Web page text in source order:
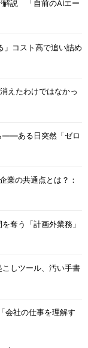
解説 「自前のAIエー
」コスト高で追い詰め
えたわけではなかっ
――ある日突然「ゼロ
業の共通点とは？：
奪う「計画外業務」
しツール、汚い手書
社の仕事を理解す